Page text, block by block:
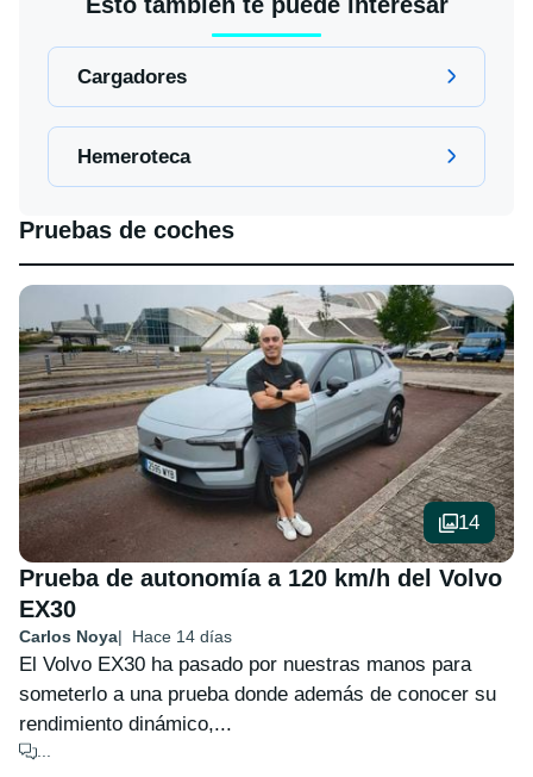
Cargadores
Hemeroteca
Pruebas de coches
14
Prueba de autonomía a 120 km/h del Volvo
EX30
Carlos Noya Hace 14 días
El Volvo EX30 ha pasado por nuestras manos para
someterlo a una prueba donde además de conocer su
rendimiento dinámico,...
...